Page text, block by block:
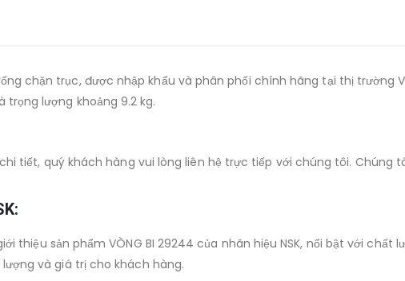
chặn trục, được nhập khẩu và phân phối chính hãng tại thị trường
lượng khoảng 9.2 kg.
tiết, quý khách hàng vui lòng liên hệ trực tiếp với chúng tôi. Chúng
thiệu sản phẩm VÒNG BI 29244 của nhãn hiệu NSK, nổi bật với
và giá trị cho khách hàng.